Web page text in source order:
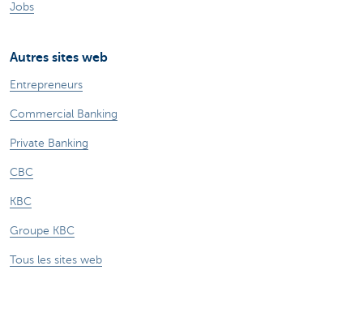
Jobs
Autres sites web
Entrepreneurs
Commercial Banking
Private Banking
CBC
KBC
Groupe KBC
Tous les sites web